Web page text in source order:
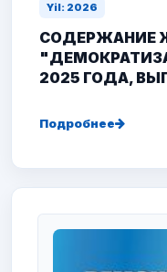
Yil: 2026
СОДЕРЖАНИЕ
2025 ГОДА,
Подробнее